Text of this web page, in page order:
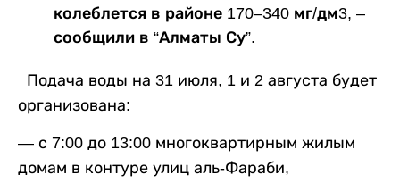
колеблется в районе 170–340 мг/дм3, –
сообщили в “Алматы Су”.
Подача воды на 31 июля, 1 и 2 августа будет
организована:
— с 7:00 до 13:00 многоквартирным жилым
домам в контуре улиц аль-Фараби,